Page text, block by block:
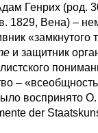
Генрих (род.
1829, Вена) –
«замкнутого
и защитник
–
воспринято О.
der